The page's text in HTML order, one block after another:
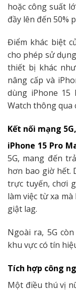
hoặc công suất
đầy lên đến 50%
Điểm khác biệt
cho phép sử
thiết bị khác
nâng cấp và
dùng iPhone 15
Watch thông qua
Kết nối mạng
iPhone 15 Pro
5G, mang đến
hơn bao giờ hết.
trực tuyến, chơi
làm việc từ xa
giật lag.
Ngoài ra, 5G
khu vực có tín
Tích hợp công
Một điều thú vị